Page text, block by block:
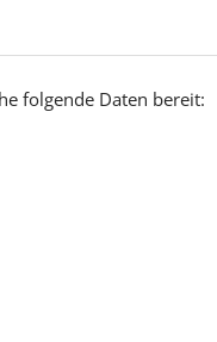
folgende Daten bereit: